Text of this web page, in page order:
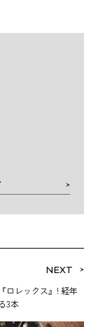
NEXT
ロレックス』! 経年
3本